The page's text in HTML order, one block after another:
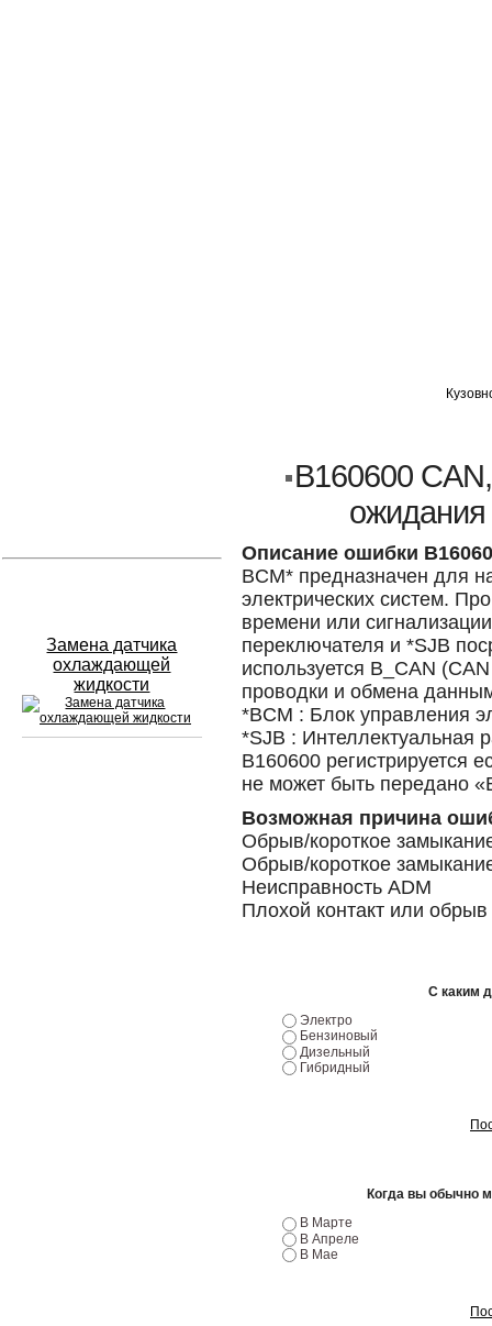
Замена датчика
охлаждающей
жидкости
B160600
Описание ошибки
BCM* предназначен для
электрических систем.
времени или
переключателя и *SJB
используется B_CAN
проводки и обмена
*BCM : Блок управления
*SJB : Интеллектуальная
B160600 регистрируется
не может быть передано
Возможная причина
Обрыв/короткое
Обрыв/короткое
Неисправность ADM
Плохой контакт или
С каким
Электро
Бензиновый
Дизельный
Гибридный
Когда вы обычно
В Марте
В Апреле
В Мае